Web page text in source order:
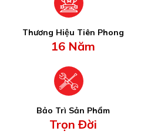
Thương Hiệu Tiên Phong
16 Năm
Bảo Trì Sản Phẩm
Trọn Đời